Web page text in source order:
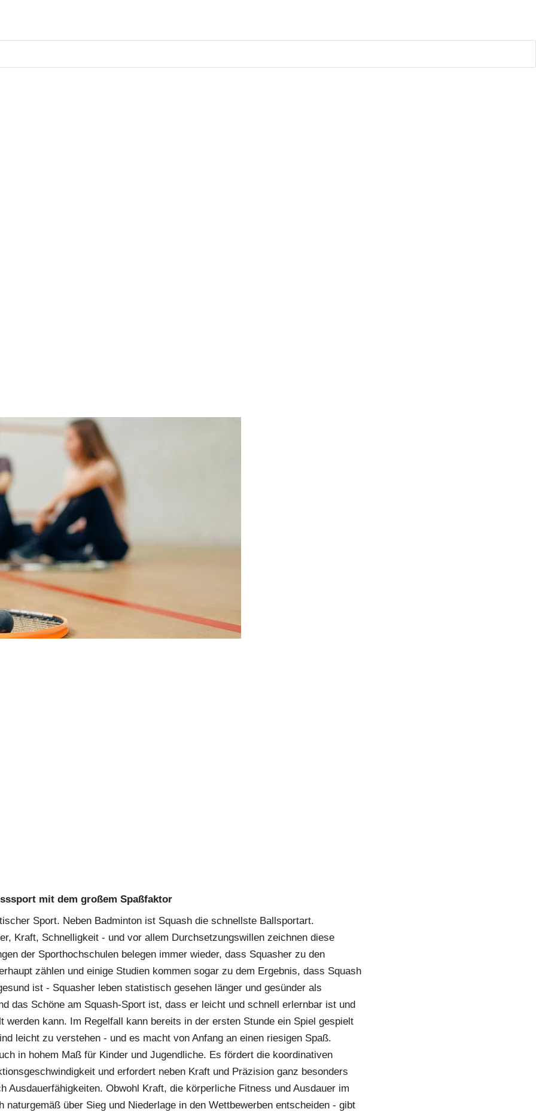
mit dem großem Spaßfaktor
Sport. Neben Badminton ist Squash die schnellste Ballsportart.
Kraft, Schnelligkeit - und vor allem Durchsetzungswillen zeichnen diese
der Sporthochschulen belegen immer wieder, dass Squasher zu den
zählen und einige Studien kommen sogar zu dem Ergebnis, dass Squash
ist - Squasher leben statistisch gesehen länger und gesünder als
das Schöne am Squash-Sport ist, dass er leicht und schnell erlernbar ist und
werden kann. Im Regelfall kann bereits in der ersten Stunde ein Spiel gespielt
leicht zu verstehen - und es macht von Anfang an einen riesigen Spaß.
in hohem Maß für Kinder und Jugendliche. Es fördert die koordinativen
und erfordert neben Kraft und Präzision ganz besonders
Ausdauerfähigkeiten. Obwohl Kraft, die körperliche Fitness und Ausdauer im
naturgemäß über Sieg und Niederlage in den Wettbewerben entscheiden - gibt